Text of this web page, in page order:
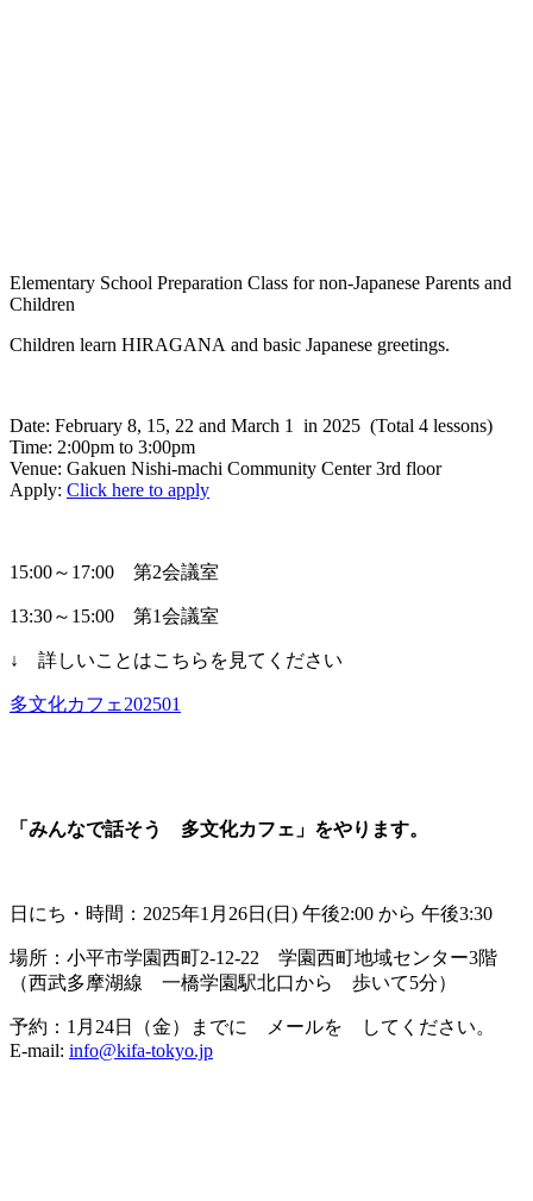
Elementary School Preparation Class for non-Japanese Parents and
Children
Children learn HIRAGANA and basic Japanese greetings.
Date: February 8, 15, 22 and March 1 in 2025 (Total 4 lessons)
Time: 2:00pm to 3:00pm
Venue: Gakuen Nishi-machi Community Center 3rd floor
Apply: Click here to apply
15:00～17:00 第2会議室
13:30～15:00 第1会議室
↓ 詳しいことはこちらを見てください
多文化カフェ202501
「みんなで話そう 多文化カフェ」をやります。
日にち・時間：2025年1月26日(日) 午後2:00 から 午後3:30
場所：小平市学園西町2-12-22 学園西町地域センター3階
（西武多摩湖線 一橋学園駅北口から 歩いて5分）
予約：1月24日（金）までに メールを してください。
E-mail: info@kifa-tokyo.jp